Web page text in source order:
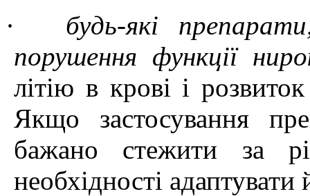
·
будь-які препарати
порушення функції
літію в крові і
Якщо застосування
бажано стежити за
необхідності адаптувати